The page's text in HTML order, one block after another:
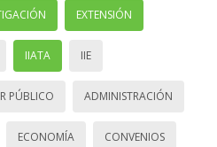
EXTENSIÓN
IIATA IIE
PÚBLICO ADMINISTRACIÓN
ECONOMÍA CONVENIOS